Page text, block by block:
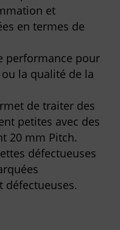
et
en termes de
performance pour
la qualité de la
de traiter des
petites avec des
20 mm Pitch.
défectueuses